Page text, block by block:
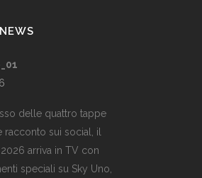
delle quattro tappe
racconto sui social, il
arriva in TV con
speciali su Sky Uno,